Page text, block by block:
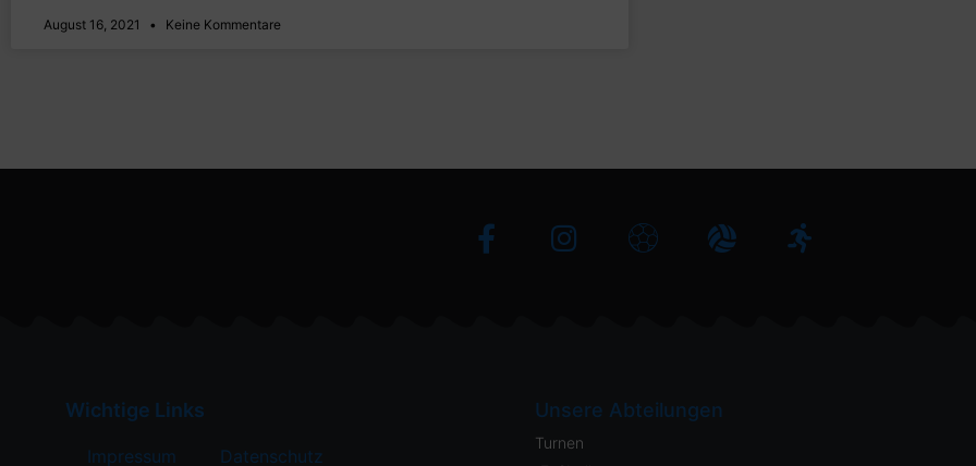
August 16, 2021 Keine Kommentare
Wichtige Links
Impressum Datenschutz
Unsere Abteilungen
Turnen